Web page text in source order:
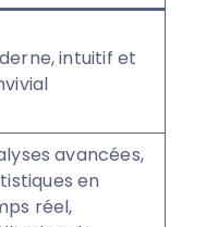
intuitif et
avancées,
en
réel,